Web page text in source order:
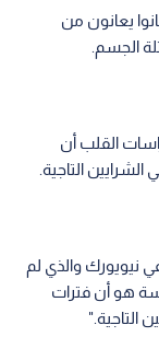
يعانون من
الجسم.
القلب أن
التاجية.
نيويورك والذي لم
هو أن فترات
التاجية."